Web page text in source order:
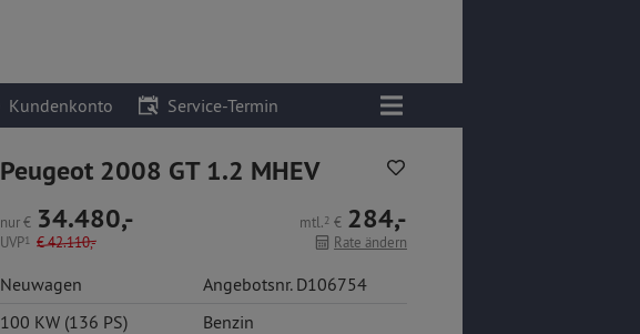
Kundenkonto Service-Termin
Peugeot 2008 GT 1.2 MHEV
nur € 34.480,-
UVP1 €42.110,-
mtl.2 € 284,-
Rate ändern
Neuwagen
Angebotsnr. D106754
100 KW (136 PS)
Benzin